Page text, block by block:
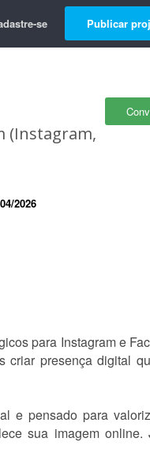
se Publicar
(Instagram,
2026
para Instagram e
criar presença digital
e pensado para
sua imagem online.